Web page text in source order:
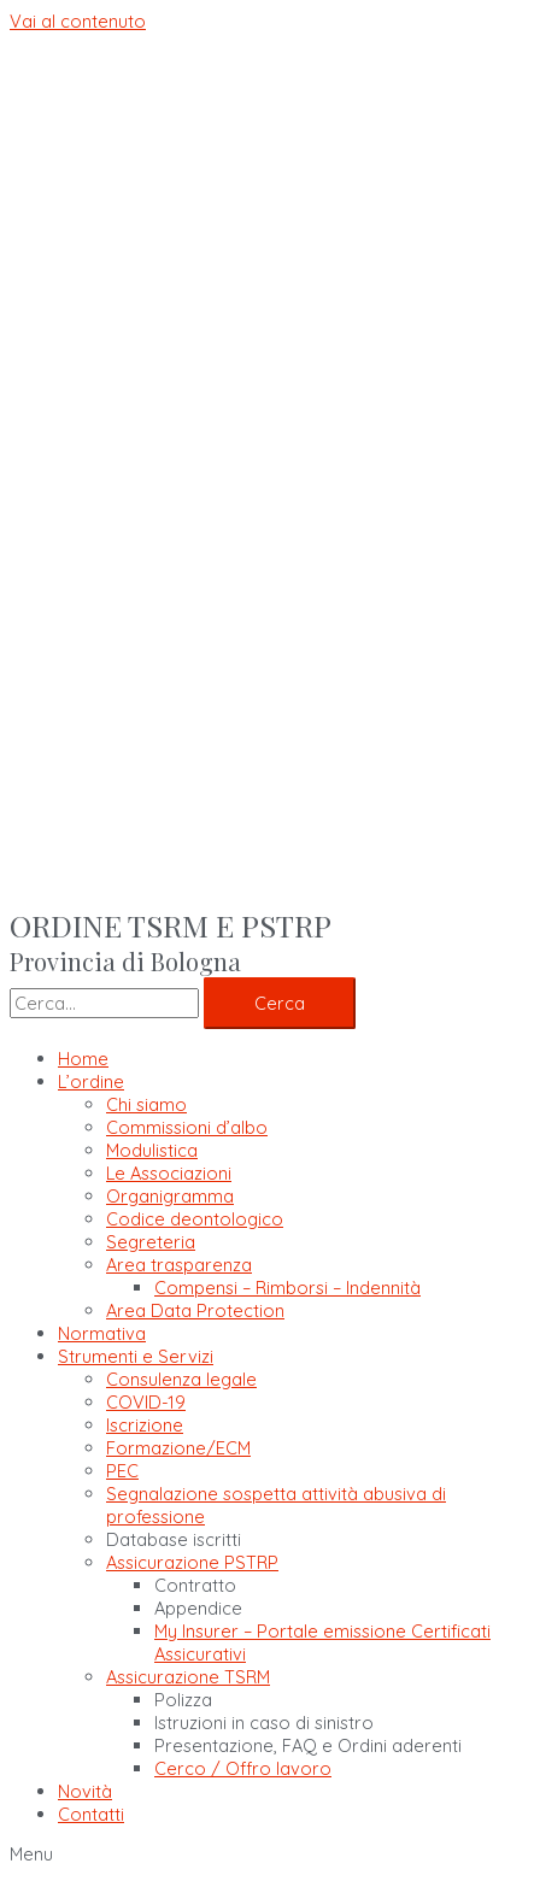
Vai al contenuto
ORDINE TSRM E PSTRP
Provincia di Bologna
Cerca
Home
L’ordine
Chi siamo
Commissioni d’albo
Modulistica
Le Associazioni
Organigramma
Codice deontologico
Segreteria
Area trasparenza
Compensi – Rimborsi – Indennità
Area Data Protection
Normativa
Strumenti e Servizi
Consulenza legale
COVID-19
Iscrizione
Formazione/ECM
PEC
Segnalazione sospetta attività abusiva di
professione
Database iscritti
Assicurazione PSTRP
Contratto
Appendice
My Insurer – Portale emissione Certificati
Assicurativi
Assicurazione TSRM
Polizza
Istruzioni in caso di sinistro
Presentazione, FAQ e Ordini aderenti
Cerco / Offro lavoro
Novità
Contatti
Menu